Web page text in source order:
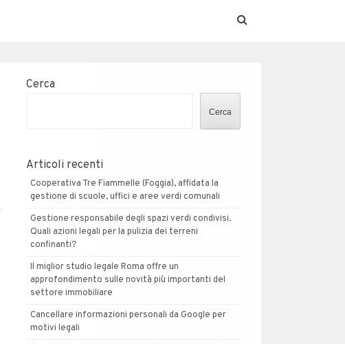
Cerca
Cerca
Articoli recenti
Cooperativa Tre Fiammelle (Foggia), affidata la
gestione di scuole, uffici e aree verdi comunali
Gestione responsabile degli spazi verdi condivisi.
Quali azioni legali per la pulizia dei terreni
confinanti?
Il miglior studio legale Roma offre un
approfondimento sulle novità più importanti del
settore immobiliare
Cancellare informazioni personali da Google per
motivi legali